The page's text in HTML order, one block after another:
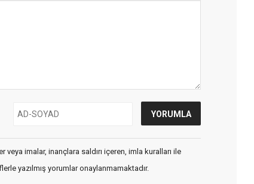
imalar, inançlara saldırı içeren, imla kuralları ile
yazılmış yorumlar onaylanmamaktadır.